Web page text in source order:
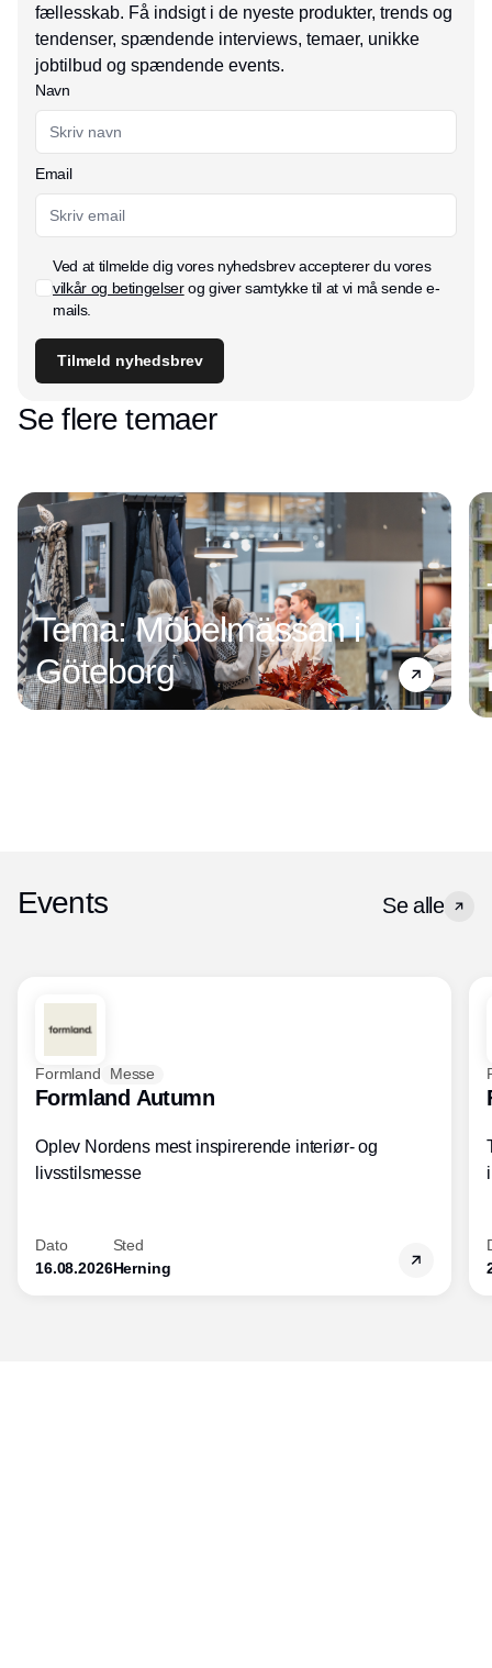
fællesskab. Få indsigt i de nyeste produkter, trends og
tendenser, spændende interviews, temaer, unikke
jobtilbud og spændende events.
Navn
Email
Ved at tilmelde dig vores nyhedsbrev accepterer du vores
vilkår og betingelserog giver samtykke til at vi må sende e-
mails.
Tilmeld nyhedsbrev
Se flere temaer
Tema: Möbelmässan i
Göteborg
Events Se alle
Formland Messe
Formland Autumn
Oplev Nordens mest inspirerende interiør- og
livsstilsmesse
Dato
16.08.2026
Sted
Herning